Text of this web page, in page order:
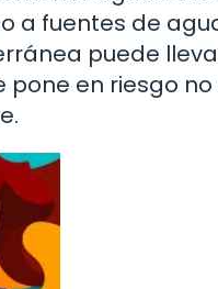
a fuentes de
puede
en riesgo